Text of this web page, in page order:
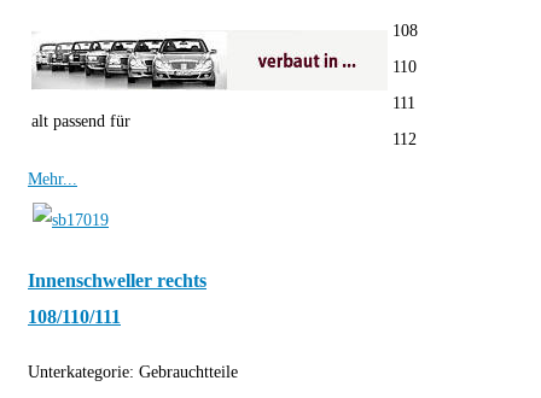
alt passend für
108
110
111
112
Mehr...
Innenschweller rechts
108/110/111
Unterkategorie: Gebrauchtteile